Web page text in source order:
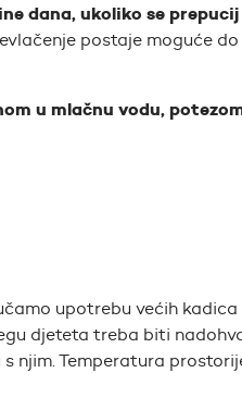
dana, ukoliko se prepucij
postaje moguće do
u mlačnu vodu,
upotrebu većih kadica
djeteta treba biti
njim. Temperatura